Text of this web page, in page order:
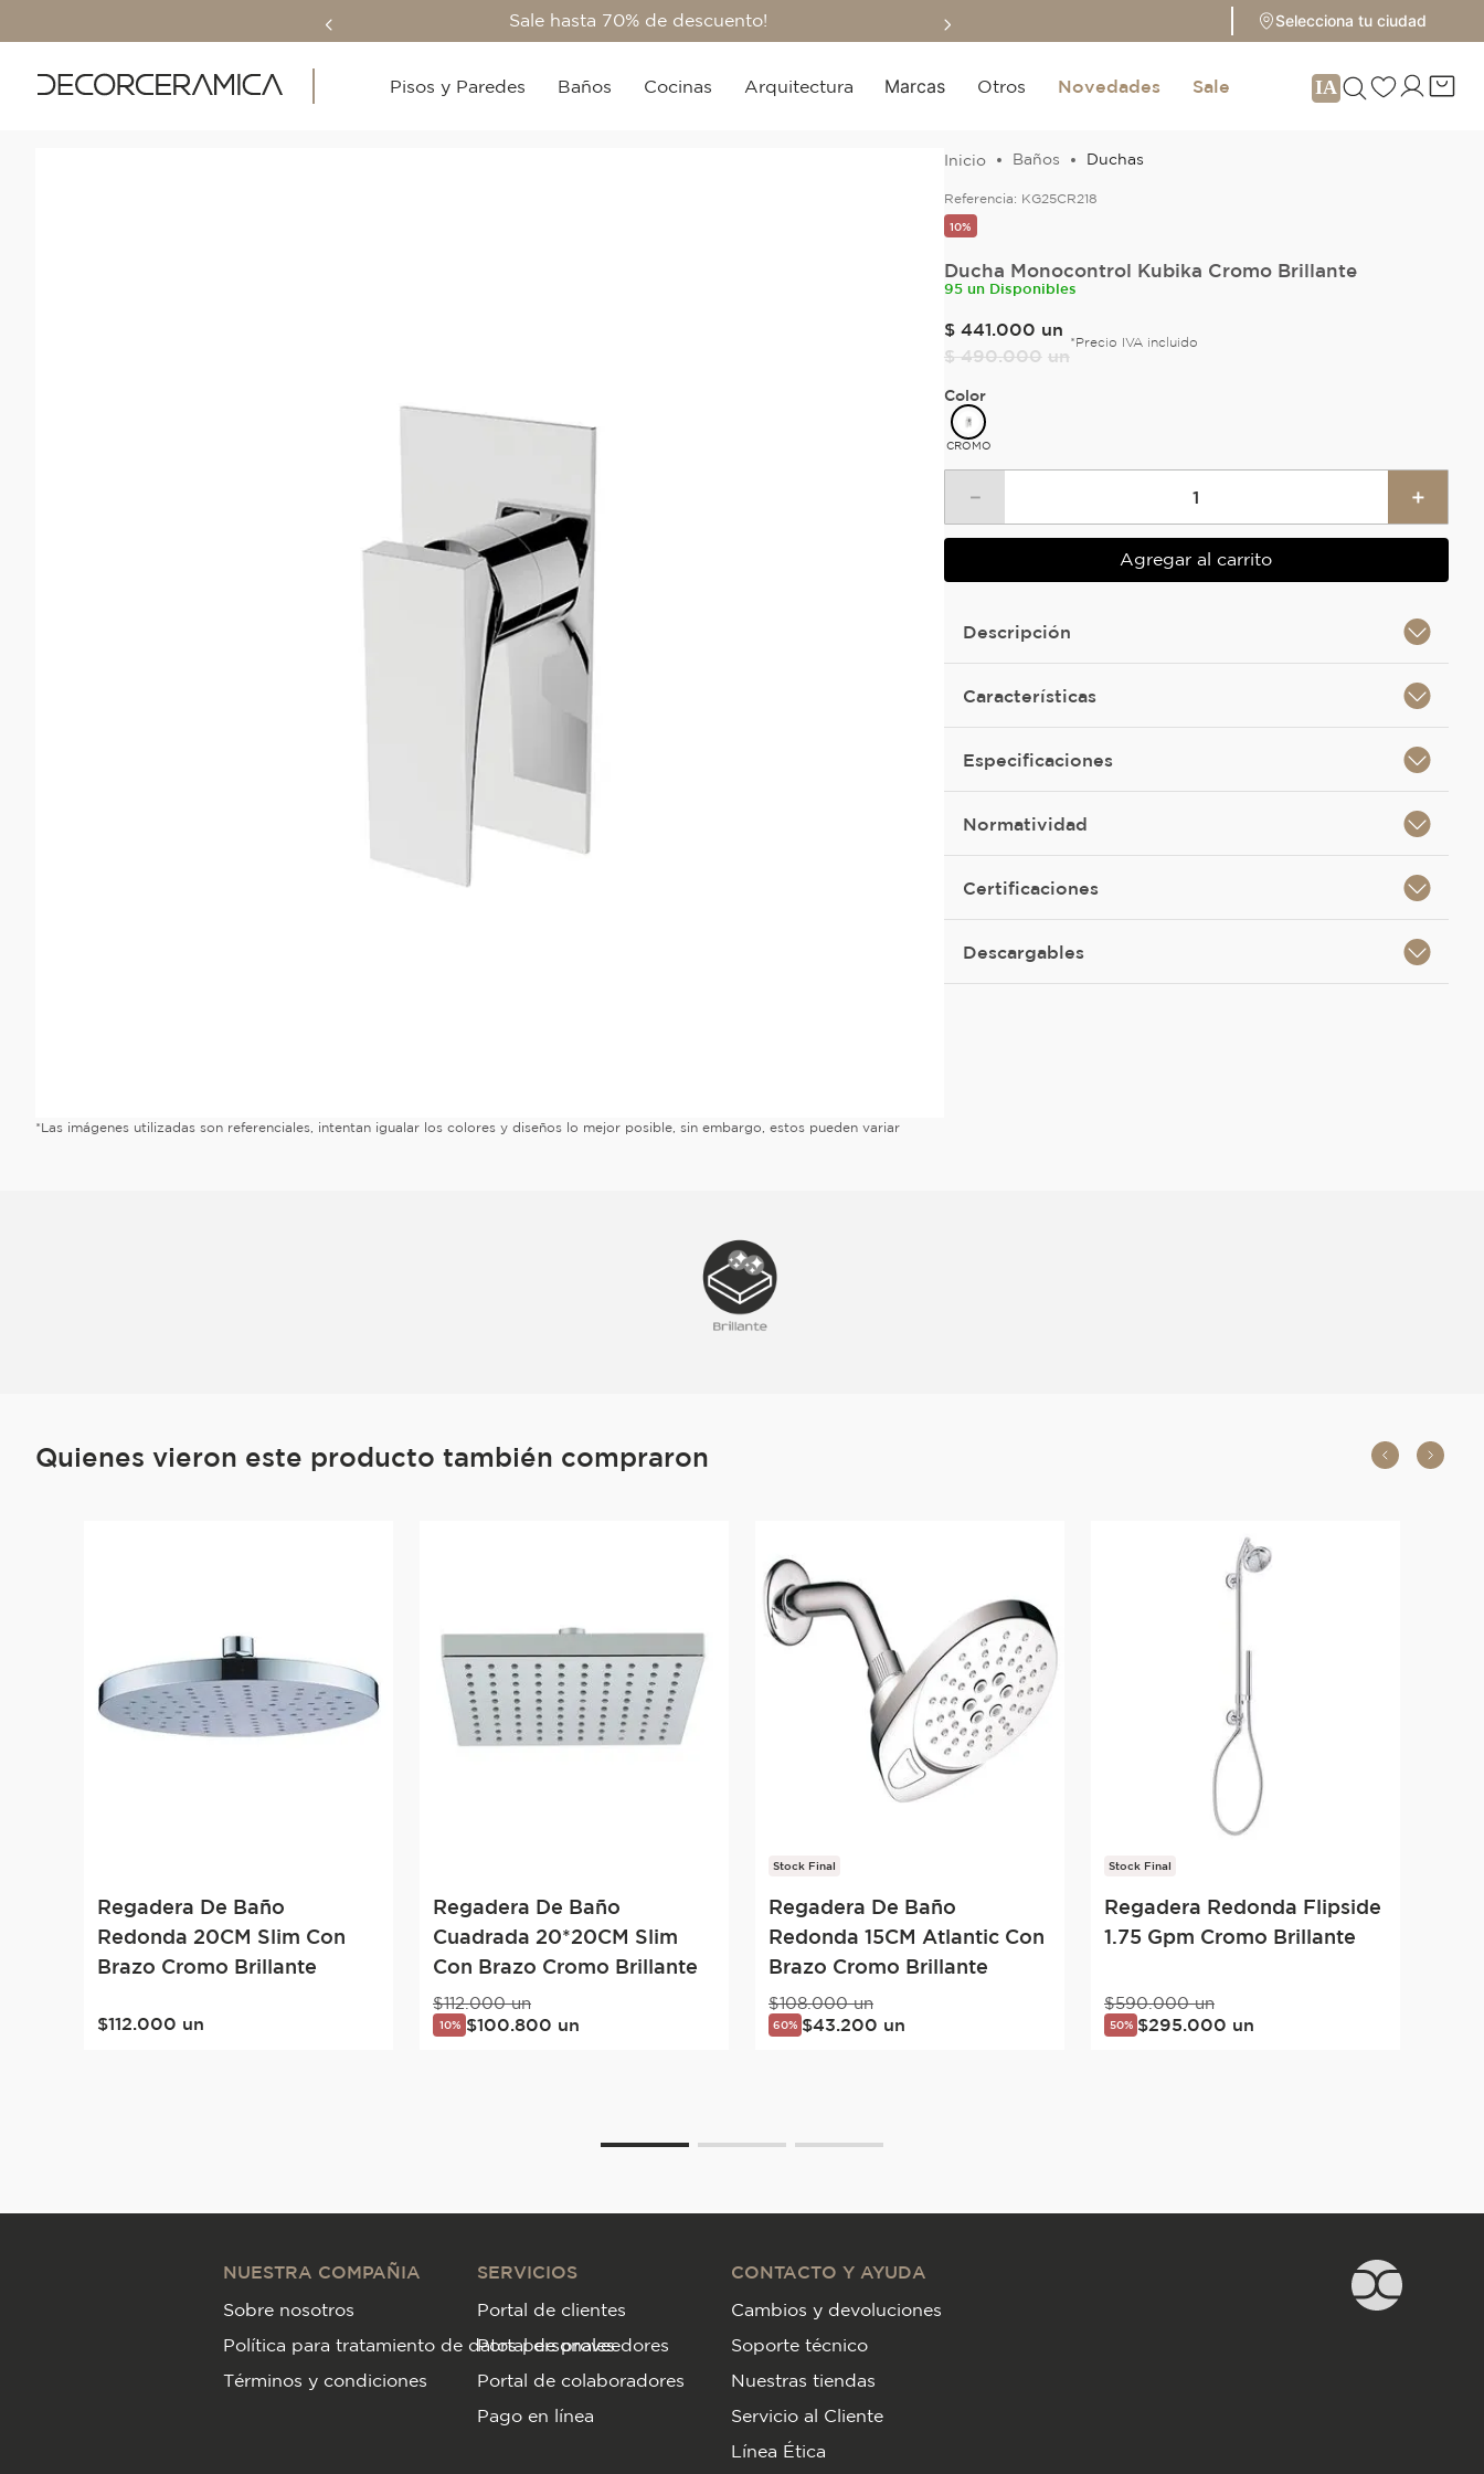
Sale hasta 70% de descuento! Selecciona tu ciudad
Pisos y Paredes Baños Cocinas Arquitectura Marcas Otros Novedades Sale
*Las imágenes utilizadas son referenciales, intentan igualar los colores y diseños lo mejor posible, sin embargo, estos pueden variar
Baños Duchas
Referencia: KG25CR218
10%
Ducha Monocontrol Kubika Cromo Brillante
95 un Disponibles
$ 441.000 un
$ 490.000 un
*Precio IVA incluido
Color
CROMO
＋
－
Agregar al carrito
Descripción
Características
Especificaciones
Normatividad
Certificaciones
Descargables
Quienes vieron este producto también compraron
Regadera De Baño
Redonda 20CM Slim Con
Brazo Cromo Brillante
$112 000 un
Regadera De Baño
Cuadrada 20*20CM Slim
Con Brazo Cromo Brillante
$112.000 un
10% $100.800 un
Stock Final
Regadera De Baño
Redonda 15CM Atlantic Con
Brazo Cromo Brillante
$108.000 un
60% $43.200 un
Stock Final
Regadera Redonda Flipside
1.75 Gpm Cromo Brillante
$590.000 un
50% $295.000 un
NUESTRA COMPAÑIA
Sobre nosotros
Política para tratamiento de datos personales
Términos y condiciones
SERVICIOS
Portal de clientes
Portal de proveedores
Portal de colaboradores
Pago en línea
CONTACTO Y AYUDA
Cambios y devoluciones
Soporte técnico
Nuestras tiendas
Servicio al Cliente
Línea Ética